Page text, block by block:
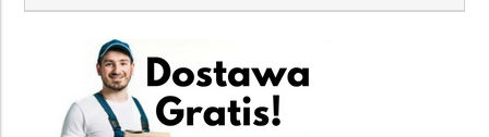
Kategoria
Wybierz rodzaj